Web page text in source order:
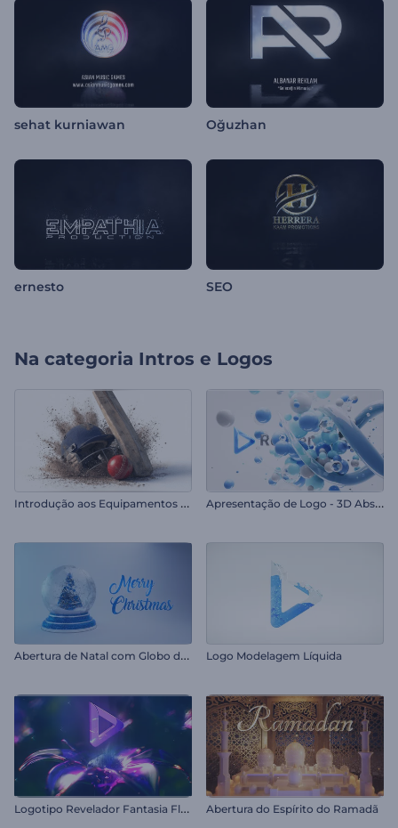
sehat kurniawan Oğuzhan
ernesto SEO
Na categoria Intros e Logos
I
ntrodução aos Equipamentos de Críquete A
presentação de Logo - 3D Abstrato
A
bertura de Natal com Globo de Neve Logo Modelagem Líquida
L
ogotipo Revelador Fantasia Florida Abertura do Espírito do Ramadã